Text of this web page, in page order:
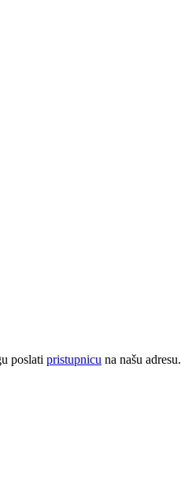
poslati pristupnicu na našu adresu.